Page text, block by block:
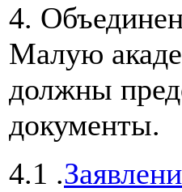
4.
Малую
должны
документы.
4.1 .